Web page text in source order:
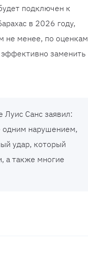
подключен к
в 2026 году,
не менее, по оценкам
заменить
Луис Санс заявил:
одним нарушением,
удар, который
а также многие